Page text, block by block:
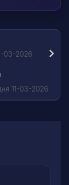
03-2026
11-03-2026